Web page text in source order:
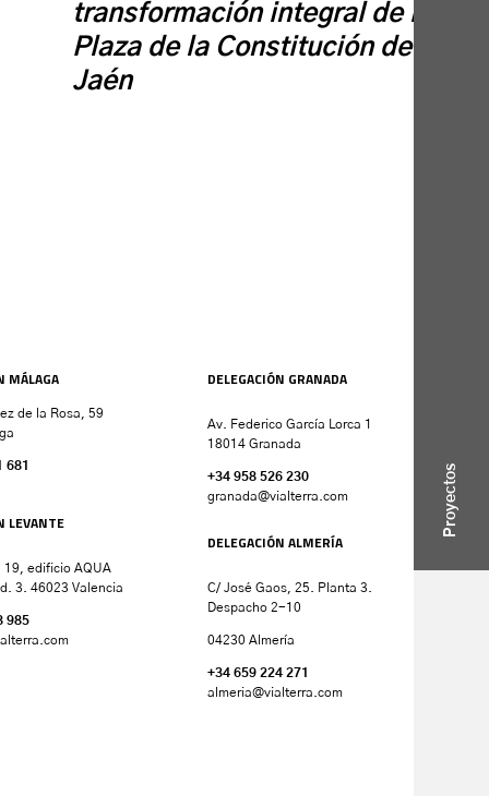
Proyectos
transformación integral de la
Plaza de la Constitución de
Jaén
MÁLAGA
de la Rosa, 59
681
LEVANTE
19, edificio AQUA
3. 46023 Valencia
985
DELEGACIÓN GRANADA
Av. Federico García Lorca 1
18014 Granada
+34 958 526 230
granada@vialterra.com
DELEGACIÓN ALMERÍA
C/ José Gaos, 25. Planta 3.
Despacho 2-10
04230 Almería
+34 659 224 271
almeria@vialterra.com